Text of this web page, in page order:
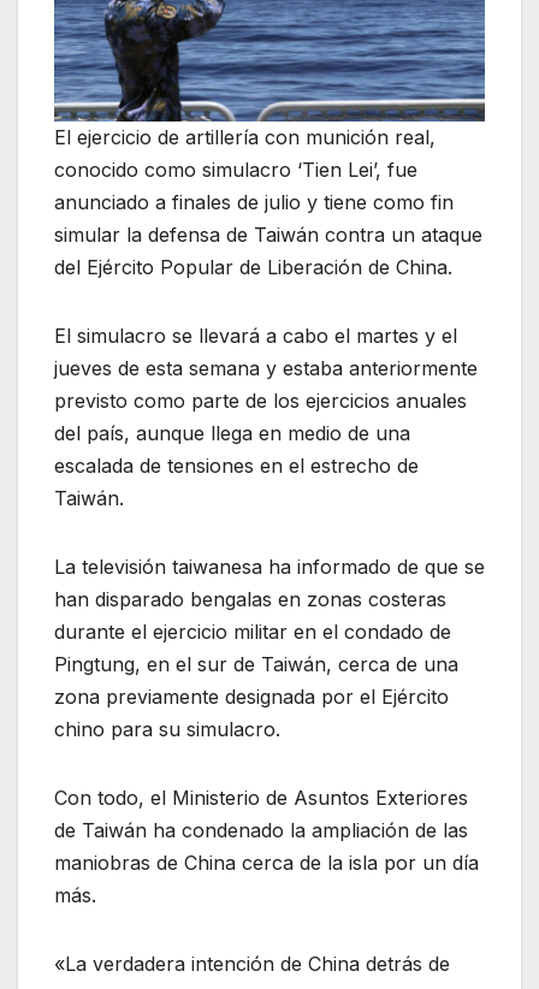
El ejercicio de artillería con munición real,
conocido como simulacro ‘Tien Lei’, fue
anunciado a finales de julio y tiene como fin
simular la defensa de Taiwán contra un ataque
del Ejército Popular de Liberación de China.
El simulacro se llevará a cabo el martes y el
jueves de esta semana y estaba anteriormente
previsto como parte de los ejercicios anuales
del país, aunque llega en medio de una
escalada de tensiones en el estrecho de
Taiwán.
La televisión taiwanesa ha informado de que se
han disparado bengalas en zonas costeras
durante el ejercicio militar en el condado de
Pingtung, en el sur de Taiwán, cerca de una
zona previamente designada por el Ejército
chino para su simulacro.
Con todo, el Ministerio de Asuntos Exteriores
de Taiwán ha condenado la ampliación de las
maniobras de China cerca de la isla por un día
más.
«La verdadera intención de China detrás de